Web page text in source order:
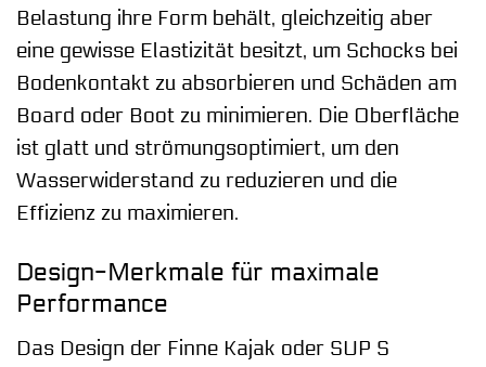
Belastung ihre Form behält, gleichzeitig aber
eine gewisse Elastizität besitzt, um Schocks bei
Bodenkontakt zu absorbieren und Schäden am
Board oder Boot zu minimieren. Die Oberfläche
ist glatt und strömungsoptimiert, um den
Wasserwiderstand zu reduzieren und die
Effizienz zu maximieren.
Design-Merkmale für maximale
Performance
Das Design der Finne Kajak oder SUP S